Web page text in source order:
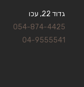
גדוד 22, עכו
054-874-4425
04-9555541